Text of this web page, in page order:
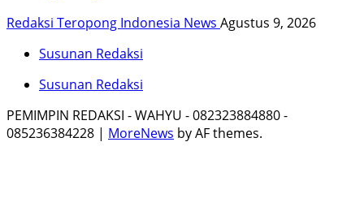
Redaksi Teropong Indonesia News Agustus 9, 2026
Susunan Redaksi
Susunan Redaksi
PEMIMPIN REDAKSI - WAHYU - 082323884880 -
085236384228 | MoreNews by AF themes.